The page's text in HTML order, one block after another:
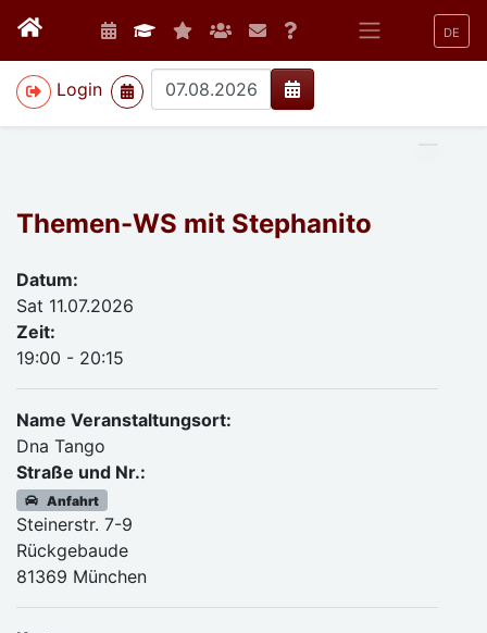
DE
Login
>
Themen-WS mit Stephanito
Datum:
Sat 11.07.2026
Zeit:
19:00 - 20:15
Name Veranstaltungsort:
Dna Tango
Straße und Nr.:
Anfahrt
Steinerstr. 7-9
Rückgebaude
81369 München